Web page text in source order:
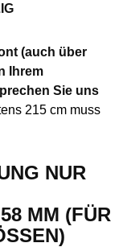
(auch über
Ihrem
Sie uns
215 cm muss
NUR
MM (FÜR